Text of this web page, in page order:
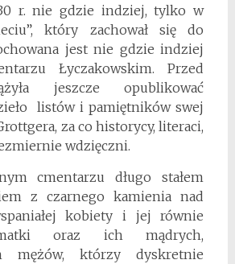
r. nie gdzie indziej, tylko w
który zachował się do
jest nie gdzie indziej
Łyczakowskim. Przed
jeszcze opublikować
listów i pamiętników swej
za co historycy, literaci,
wdzięczni.
cmentarzu długo stałem
z czarnego kamienia nad
kobiety i jej równie
oraz ich mądrych,
mężów, którzy dyskretnie